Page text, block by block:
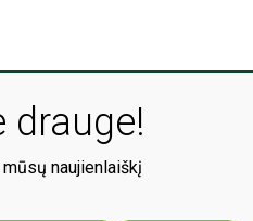
drauge!
naujienlaiškį